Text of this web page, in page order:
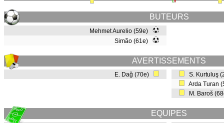
BUTEURS
Mehmet Aurelio (59e)
Simão (61e)
AVERTISSEMENTS
E. Dağ (70e)
S. Kurtuluş
Arda Turan
M. Baroš
EQUIPES